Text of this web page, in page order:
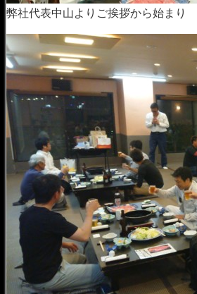
弊社代表中山よりご挨拶から始まり